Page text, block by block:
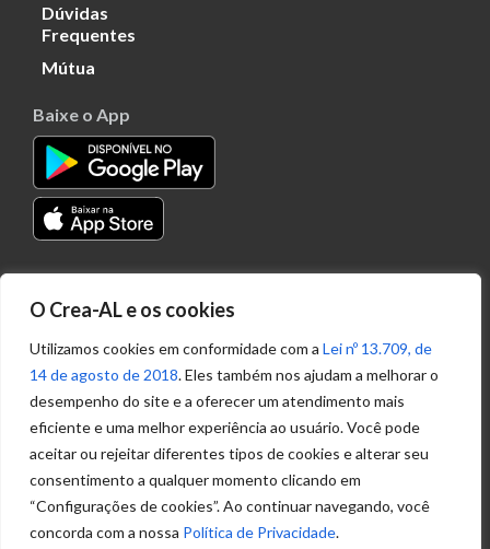
O Crea-AL e os cookies
Utilizamos cookies em conformidade com a Lei nº 13.709, de
14 de agosto de 2018. Eles também nos ajudam a melhorar o
desempenho do site e a oferecer um atendimento mais
eficiente e uma melhor experiência ao usuário. Você pode
aceitar ou rejeitar diferentes tipos de cookies e alterar seu
consentimento a qualquer momento clicando em
“Configurações de cookies”. Ao continuar navegando, você
concorda com a nossa Política de Privacidade.
Dúvidas
Frequentes
Mútua
Baixe o App
Transparência
Portal
Acesso à
Informação
Política de
Privacidade de
Ouvidoria
(82) 2123 0864